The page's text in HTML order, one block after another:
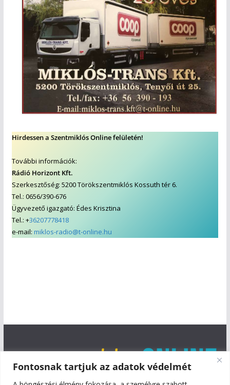
Fontosnak tartjuk az adatok védelmét
Hirdessen a Szentmiklós Online felületén!
További információk:
Rádió Horizont Kft.
Szerkesztőség: 5200 Törökszentmiklós Kossuth tér 6.
Tel.: 0656/390-676
Ügyvezető igazgató: Édes Krisztina
Tel.: +36207778418
e-mail: miklos-radio@t-online.hu